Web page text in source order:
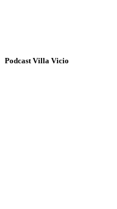
Podcast Villa Vicio